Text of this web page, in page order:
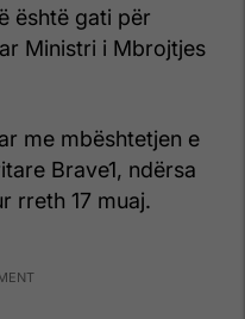
është gati për
Ministri i Mbrojtjes
me mbështetjen e
Brave1, ndërsa
rreth 17 muaj.